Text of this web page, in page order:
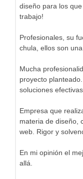
diseño para los
trabajo!
Profesionales, su
chula, ellos son
Mucha
proyecto
soluciones efectivas.
Empresa que
materia de diseño,
web. Rigor y
En mi opinión el
allá.